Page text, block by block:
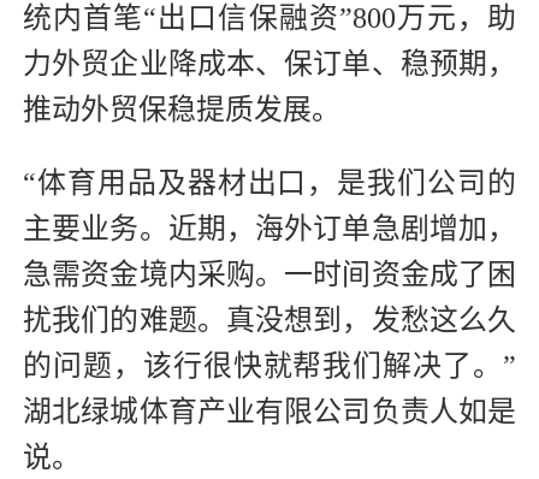
统内首笔“出口信保融资”800万元，助
力外贸企业降成本、保订单、稳预期，
推动外贸保稳提质发展。
“体育用品及器材出口，是我们公司的
主要业务。近期，海外订单急剧增加，
急需资金境内采购。一时间资金成了困
扰我们的难题。真没想到，发愁这么久
的问题，该行很快就帮我们解决了。”
湖北绿城体育产业有限公司负责人如是
说。